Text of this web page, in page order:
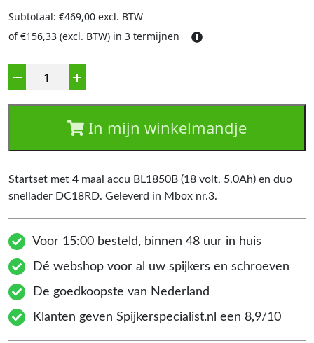
Subtotaal: €469,00 excl. BTW
of €156,33 (excl. BTW) in 3 termijnen
In mijn winkelmandje
Startset met 4 maal accu BL1850B (18 volt, 5,0Ah) en duo
snellader DC18RD. Geleverd in Mbox nr.3.
Voor 15:00 besteld, binnen 48 uur in huis
Dé webshop voor al uw spijkers en schroeven
De goedkoopste van Nederland
Klanten geven Spijkerspecialist.nl een 8,9/10